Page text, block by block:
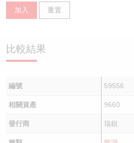
加入 重置
比較結果
編號 59556
相關資產 9660
發行商 瑞銀
認股證/牛熊證日誌
認股證文件及公告
牛熊證到期結算價查詢
牛熊證分析儀
牛熊證文件及公告 (瑞信)
中資ETFs溢價比較
AH 股價對照
收市競價變化